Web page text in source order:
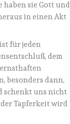
haben sie Gott und
in einen Akt
für jeden
dem
besonders dann,
schenkt uns nicht
Tapferkeit wird